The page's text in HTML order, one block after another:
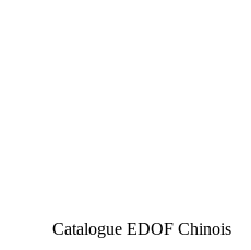
Catalogue EDOF Chinois